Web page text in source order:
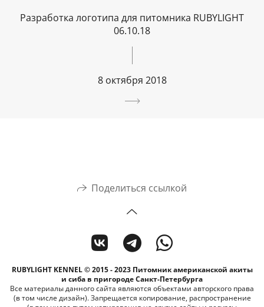
Разработка логотипа для питомника RUBYLIGHT
06.10.18
8 октября 2018
Поделиться ссылкой
RUBYLIGHT KENNEL © 2015 - 2023 Питомник американской акиты
и сиба в пригороде Санкт-Петербурга
Все материалы данного сайта являются объектами авторского права
(в том числе дизайн). Запрещается копирование, распространение